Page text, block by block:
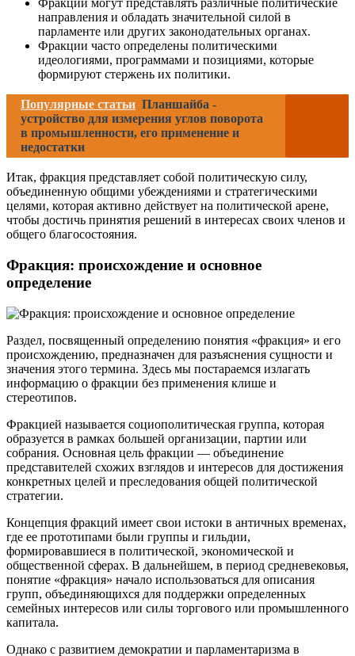
Фракции могут представлять различные политические
направления и обладать значительной силой в
парламенте или других законодательных органах.
Фракции часто определены политическими
идеологиями, программами и позициями, которые
формируют стержень их политики.
Популярные статьи Планшайба -
устройство для измерения углов поворота
в промышленности, его применение и
недостатки
Итак, фракция представляет собой политическую силу,
объединенную общими убеждениями и стратегическими
целями, которая активно действует на политической арене,
чтобы достичь принятия решений в интересах своих членов и
общего благосостояния.
Фракция: происхождение и основное
определение
Раздел, посвященный определению понятия «фракция» и его
происхождению, предназначен для разъяснения сущности и
значения этого термина. Здесь мы постараемся излагать
информацию о фракции без применения клише и
стереотипов.
Фракцией называется социополитическая группа, которая
образуется в рамках большей организации, партии или
собрания. Основная цель фракции — объединение
представителей схожих взглядов и интересов для достижения
конкретных целей и преследования общей политической
стратегии.
Концепция фракций имеет свои истоки в античных временах,
где ее прототипами были группы и гильдии,
формировавшиеся в политической, экономической и
общественной сферах. В дальнейшем, в период средневековья,
понятие «фракция» начало использоваться для описания
групп, объединяющихся для поддержки определенных
семейных интересов или силы торгового или промышленного
капитала.
Однако с развитием демократии и парламентаризма в